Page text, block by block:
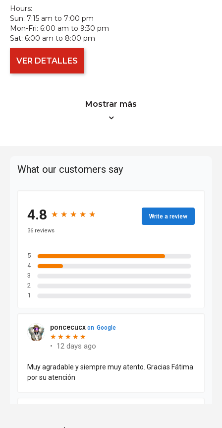
Hours:
Sun: 7:15 am to 7:00 pm
Mon-Fri: 6:00 am to 9:30 pm
Sat: 6:00 am to 8:00 pm
VER DETALLES
Mostrar más